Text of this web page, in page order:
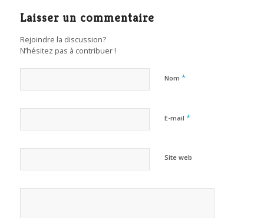
Laisser un commentaire
Rejoindre la discussion?
N’hésitez pas à contribuer !
Nom *
E-mail *
Site web